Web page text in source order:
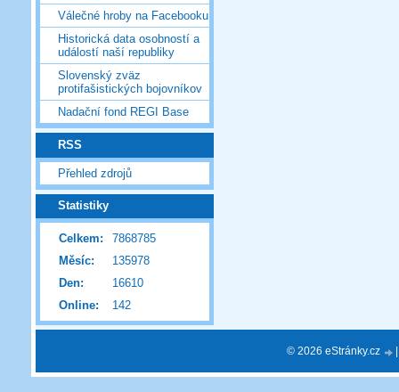
Válečné hroby na Facebooku
Historická data osobností a
událostí naší republiky
Slovenský zväz
protifašistických bojovníkov
Nadační fond REGI Base
RSS
Přehled zdrojů
Statistiky
Online: 142
Celkem:
7868785
Měsíc:
135978
Den:
16610
© 2026 eStránky.cz